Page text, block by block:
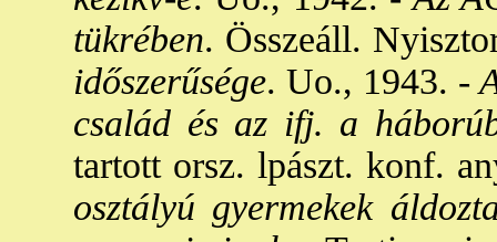
tükrében. Összeáll.
időszerűsége. Uo., 1943. -
család és az ifj. a
tartott orsz. lpászt. konf.
osztályú gyermekek